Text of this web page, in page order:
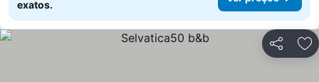
exatos.
Partilhar